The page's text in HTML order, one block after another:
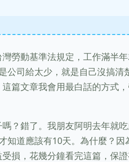
勞動基準法規定，工作滿半
公司給太少，就是自己沒搞清
篇文章我會用最白話的方式
？錯了。我朋友阿明去年就
知道應該有10天。為什麼？
損，花幾分鐘看完這篇，保證